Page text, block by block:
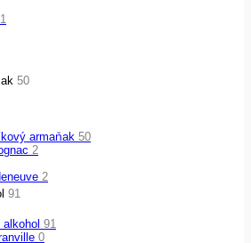
1
50
armaňak 50
2
2
91
91
0